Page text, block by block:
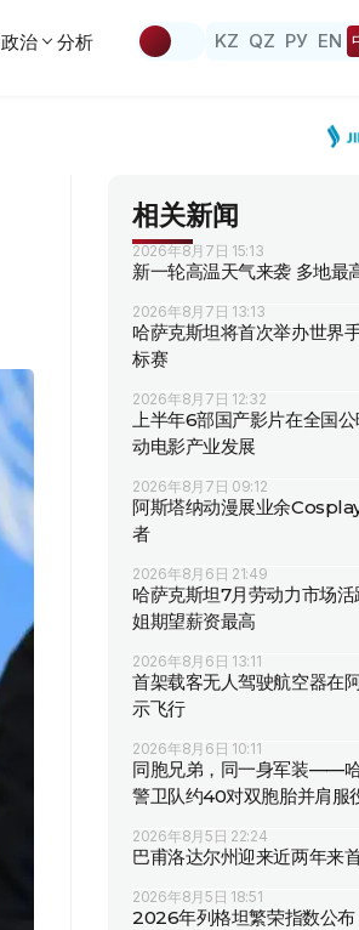
政治 分析 KZ QZ РУ EN
相关新闻
2026年8月7日 15:13
新一轮高温天气来袭 多地最
2026年8月7日 13:13
哈萨克斯坦将首次举办世界
标赛
2026年8月7日 12:32
上半年6部国产影片在全国
动电影产业发展
2026年8月7日 09:12
阿斯塔纳动漫展业余
者
2026年8月6日 21:49
哈萨克斯坦7月劳动力市场
姐期望薪资最高
2026年8月6日 13:11
首架载客无人驾驶航空器在
示飞行
2026年8月6日 10:11
同胞兄弟，同一身军装——
警卫队约40对双胞胎并肩服
2026年8月5日 22:24
巴甫洛达尔州迎来近两年来
2026年8月5日 18:51
2026年列格坦繁荣指数公布